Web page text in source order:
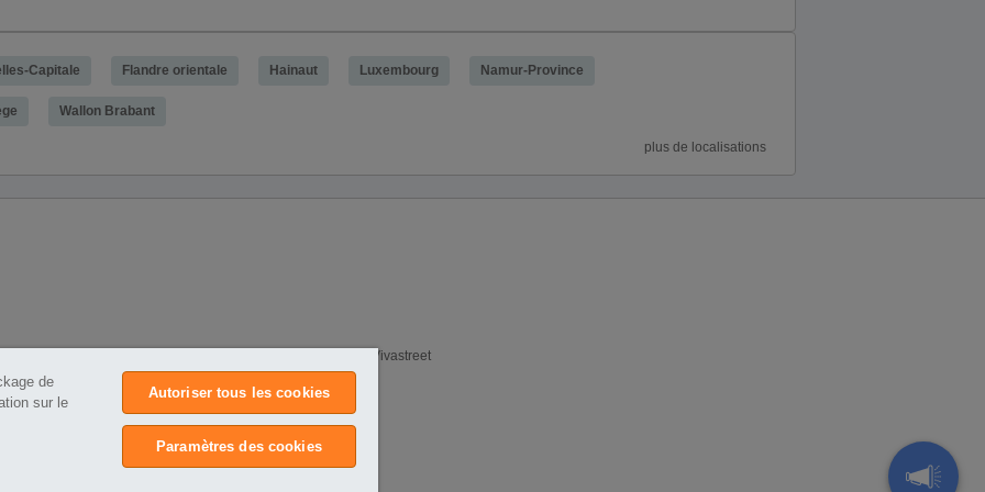
Capitale Flandre orientale Hainaut Luxembourg Namur-Province
Wallon Brabant
plus de localisations
Cookies Vivastreet
de
sur le
Autoriser tous les cookies
Paramètres des cookies